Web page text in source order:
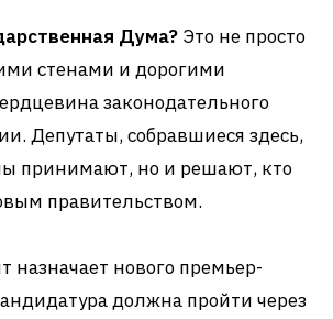
Дума? Это не просто
стенами и дорогими
законодательного
Депутаты, собравшиеся здесь,
принимают, но и решают, кто
правительством.
назначает нового премьер-
должна пройти через